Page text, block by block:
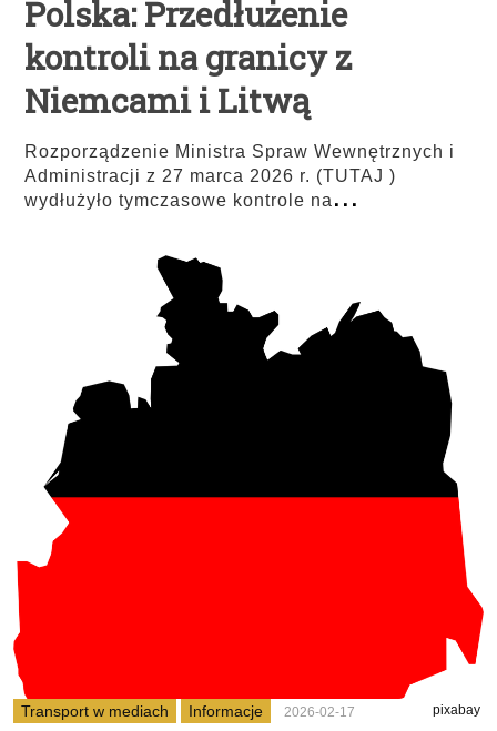
Polska: Przedłużenie
kontroli na granicy z
Niemcami i Litwą
Rozporządzenie Ministra Spraw Wewnętrznych i
Administracji z 27 marca 2026 r. (TUTAJ )
wydłużyło tymczasowe kontrole na...
Transport w mediach Informacje 2026-02-17 pixabay